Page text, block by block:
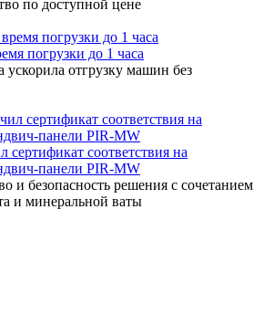
по доступной цене
погрузки до 1 часа
ускорила отгрузку машин без
соответствия на
PIR‑MW
и безопасность решения с сочетанием
и минеральной ваты